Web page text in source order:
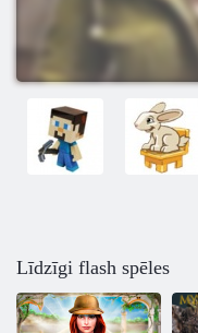
Līdzīgi flash spēles